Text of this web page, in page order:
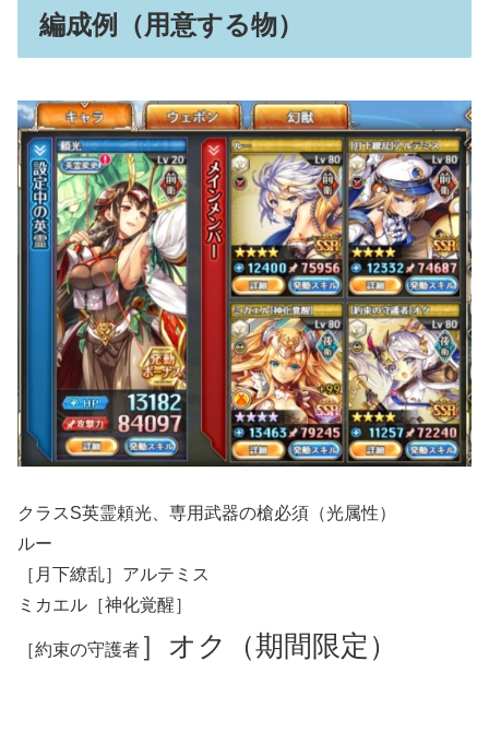
編成例（用意する物）
クラスS英霊頼光、専用武器の槍必須（光属性）
ルー
［月下繚乱］アルテミス
ミカエル［神化覚醒］
［約束の守護者 ］ オク（期間限定）